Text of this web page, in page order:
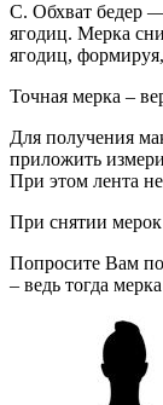
C. Обхват бедер
ягодиц. Мерка
ягодиц,
Точная мерка –
Для получения
приложить
При этом лента
При снятии мерок
Попросите Вам
– ведь тогда